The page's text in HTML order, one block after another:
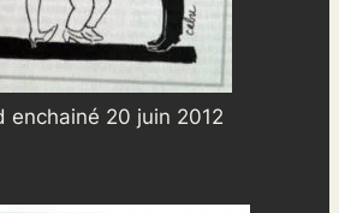
enchainé 20 juin 2012